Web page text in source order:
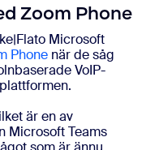
Zoom Phone
Microsoft
Phone när de såg
VoIP-
är en av
Microsoft Teams